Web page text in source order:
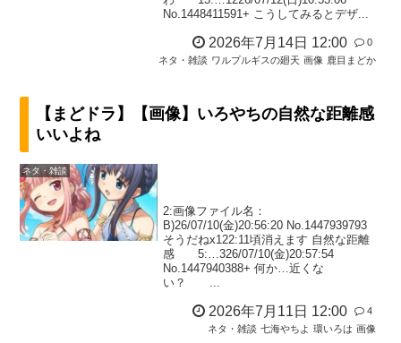
No.1448411591+ こうしてみるとデザ...
2026年7月14日 12:00
0
ネタ・雑談 ワルプルギスの廻天 画像 鹿目まどか
【まどドラ】【画像】いろやちの自然な距離感
いいよね
ネタ・雑談
2:画像ファイル名：
B)26/07/10(金)20:56:20 No.1447939793
そうだねx122:11頃消えます 自然な距離
感 5:…326/07/10(金)20:57:54
No.1447940388+ 何か…近くな
い？ ...
2026年7月11日 12:00
4
ネタ・雑談 七海やちよ 環いろは 画像